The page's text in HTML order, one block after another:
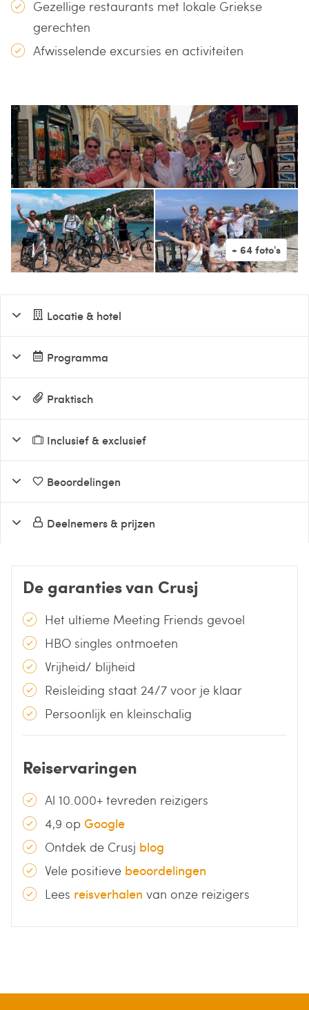
Gezellige restaurants met lokale Griekse
gerechten
Afwisselende excursies en activiteiten
Locatie & hotel
Programma
Praktisch
Inclusief & exclusief
Beoordelingen
Deelnemers & prijzen
De garanties van Crusj
Het ultieme Meeting Friends gevoel
HBO singles ontmoeten
Vrijheid/ blijheid
Reisleiding staat 24/7 voor je klaar
Persoonlijk en kleinschalig
Reiservaringen
Al 10.000+ tevreden reizigers
4,9 op Google
Ontdek de Crusj blog
Vele positieve beoordelingen
Lees reisverhalen van onze reizigers